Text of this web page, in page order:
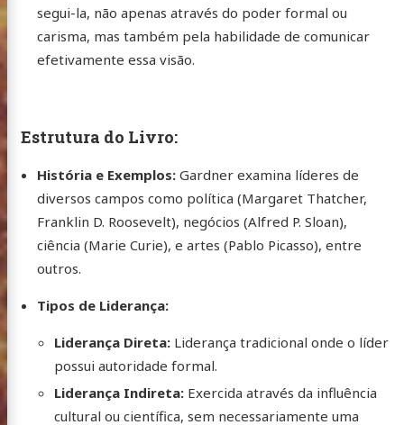
segui-la, não apenas através do poder formal ou
carisma, mas também pela habilidade de comunicar
efetivamente essa visão.
Estrutura do Livro:
História e Exemplos: Gardner examina líderes de
diversos campos como política (Margaret Thatcher,
Franklin D. Roosevelt), negócios (Alfred P. Sloan),
ciência (Marie Curie), e artes (Pablo Picasso), entre
outros.
Tipos de Liderança:
Liderança Direta: Liderança tradicional onde o líder
possui autoridade formal.
Liderança Indireta: Exercida através da influência
cultural ou científica, sem necessariamente uma